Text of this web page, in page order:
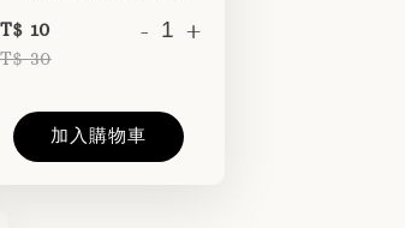
10
30
- +
加入購物車